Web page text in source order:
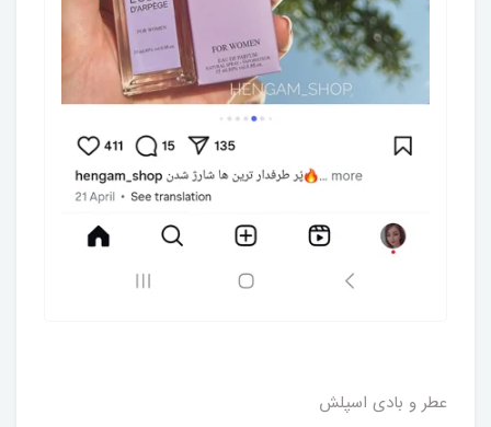
عطر و بادی اسپلش